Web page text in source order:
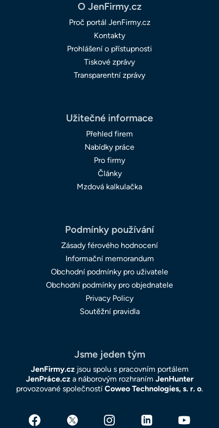
O JenFirmy.cz
Proč portál JenFirmy.cz
Kontakty
Prohlášení o přístupnosti
Tiskové zprávy
Transparentní zprávy
Užitečné informace
Přehled firem
Nabídky práce
Pro firmy
Články
Mzdová kalkulačka
Podmínky používání
Zásady férového hodnocení
Informační memorandum
Obchodní podmínky pro uživatele
Obchodní podmínky pro objednatele
Privacy Policy
Soutěžní pravidla
Jsme jeden tým
JenFirmy.czjsou spolu s pracovním portálem
JenPráce.cza náborovým rozhraním JenHunter
provozované společností Coweo Technologies, s. r. o.